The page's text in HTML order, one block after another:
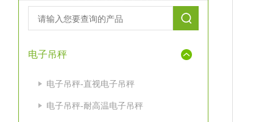
电子吊秤
电子吊秤-直视电子吊秤
电子吊秤-耐高温电子吊秤